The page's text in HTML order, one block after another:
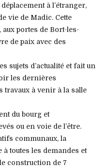
à l’étranger,
vie de Madic. Cette
portes de Bort-les-
de paix avec des
sujets d’actualité et fait un
les dernières
travaux à venir à la salle
du bourg et
ou en voie de l’être.
communaux, la
toutes les demandes et
construction de 7